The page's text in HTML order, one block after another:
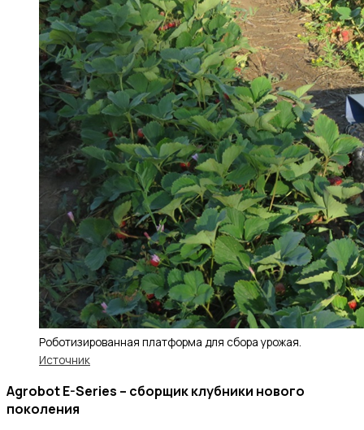
Роботизированная платформа для сбора урожая.
Источник
Agrobot E-Series – сборщик клубники нового
поколения